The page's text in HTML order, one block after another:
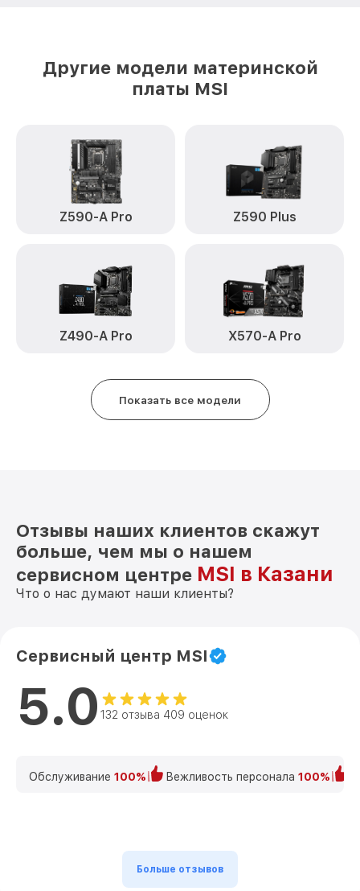
Другие модели материнской
платы MSI
Z590-A Pro Z590 Plus
Z490-A Pro X570-A Pro
Показать все модели
Отзывы наших клиентов скажут
больше, чем мы о нашем
сервисном центре MSI в Казани
Что о нас думают наши клиенты?
Сервисный центр MSI
5.0 132 отзыва 409 оценок
Обслуживание 100% Вежливость персонала 100%
Больше отзывов